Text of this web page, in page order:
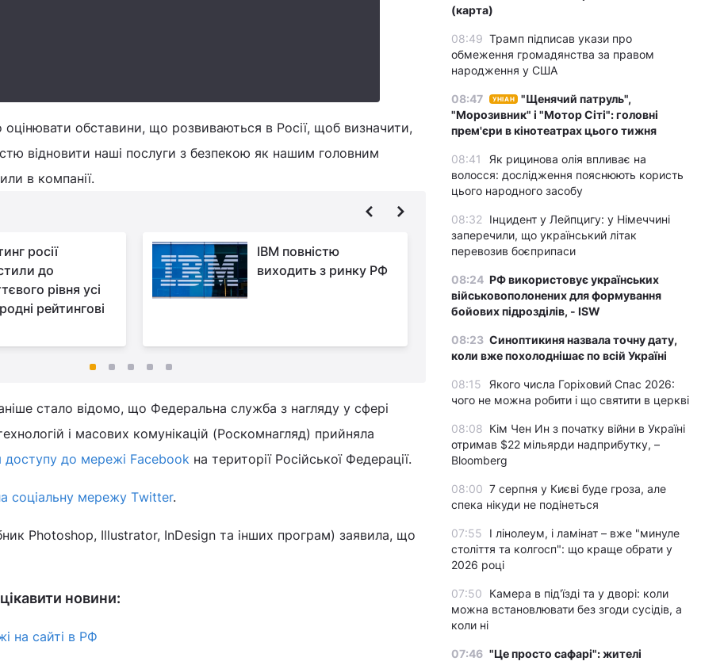
обставини, що розвиваються в Росії, щоб визначити,
відновити наші послуги з безпекою як нашим головним
в компанії.
росії
до
рівня усі
рейтингові
IBM повністю
виходить з ринку РФ
JTI Group не зупиняє
через війну
стало відомо, що Федеральна служба з нагляду у сфері
і масових комунікацій (Роскомнагляд) прийняла
доступу до мережі Facebook на території Російської Федерації.
соціальну мережу Тwitter.
Photoshop, Illustrator, InDesign та інших програм) заявила, що
новини:
на сайті в РФ
(карта)
08:49 Трамп підписав укази про
обмеження громадянства за правом
народження у США
08:47 УНІАН
"Щенячий патруль",
"Морозивник" і "Мотор Сіті": головні
прем'єри в кінотеатрах цього тижня
08:41
Як рицинова олія впливає на
волосся: дослідження пояснюють користь
цього народного засобу
08:32
Інцидент у Лейпцигу: у Німеччині
заперечили, що український літак
перевозив боєприпаси
08:24 РФ використовує українських
військовополонених для формування
бойових підрозділів, - ISW
08:23 Синоптикиня назвала точну дату,
коли вже похолоднішає по всій Україні
08:15
Якого числа Горіховий Спас 2026:
чого не можна робити і що святити в церкві
08:08 Кім Чен Ин з початку війни в Україні
отримав $22 мільярди надприбутку, –
Bloomberg
08:00 7 серпня у Києві буде гроза, але
спека нікуди не подінеться
07:55
І лінолеум, і ламінат – вже "минуле
століття та колгосп": що краще обрати у
2026 році
07:50
Камера в під'їзді та у дворі: коли
можна встановлювати без згоди сусідів, а
коли ні
07:46 "Це просто сафарі": жителі